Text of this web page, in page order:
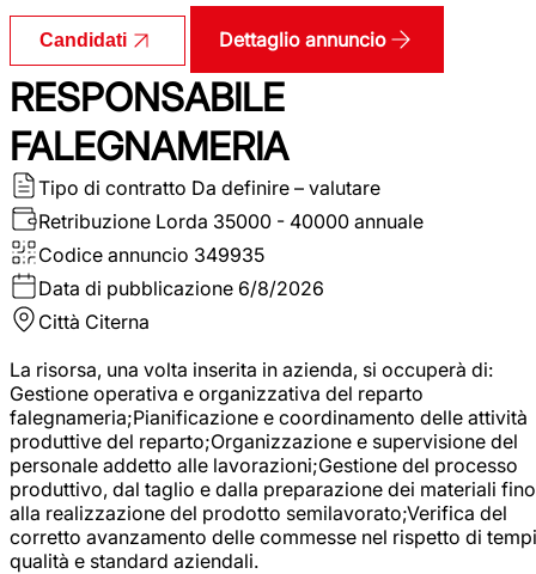
Candidati Dettaglio annuncio
RESPONSABILE
FALEGNAMERIA
Tipo di contratto Da definire – valutare
Retribuzione Lorda 35000 - 40000 annuale
Codice annuncio 349935
Data di pubblicazione 6/8/2026
Città Citerna
La risorsa, una volta inserita in azienda, si occuperà di:
Gestione operativa e organizzativa del reparto
falegnameria;Pianificazione e coordinamento delle attività
produttive del reparto;Organizzazione e supervisione del
personale addetto alle lavorazioni;Gestione del processo
produttivo, dal taglio e dalla preparazione dei materiali fino
alla realizzazione del prodotto semilavorato;Verifica del
corretto avanzamento delle commesse nel rispetto di
qualità e standard aziendali.